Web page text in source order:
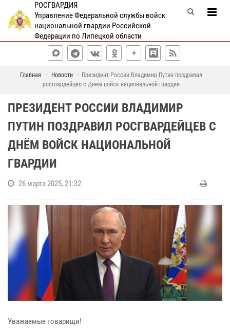
РОСГВАРДИЯ
Управление Федеральной службы войск
национальной гвардии Российской
Федерации по Липецкой области
Главная Новости
Президент России Владимир Путин поздравил
росгвардейцев с Днём войск национальной гвардии
ПРЕЗИДЕНТ РОССИИ ВЛАДИМИР
ПУТИН ПОЗДРАВИЛ РОСГВАРДЕЙЦЕВ С
ДНЁМ ВОЙСК НАЦИОНАЛЬНОЙ
ГВАРДИИ
26 марта 2025, 21:32
Уважаемые товарищи!